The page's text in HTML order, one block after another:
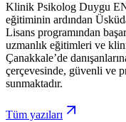
Klinik Psikolog Duygu
eğitiminin ardından
Lisans programından
uzmanlık eğitimleri ve
Çanakkale’de
çerçevesinde, güvenli ve
sunmaktadır.
Tüm yazıları